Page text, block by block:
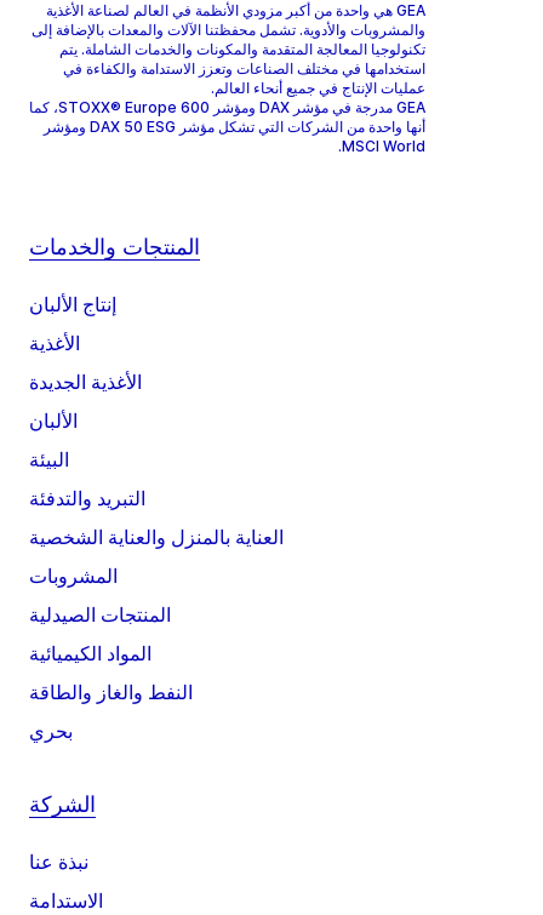
GEA هي واحدة من أكبر مزودي الأنظمة في العالم لصناعة الأغذية
والمشروبات والأدوية. تشمل محفظتنا الآلات والمعدات بالإضافة إلى
تكنولوجيا المعالجة المتقدمة والمكونات والخدمات الشاملة. يتم
استخدامها في مختلف الصناعات وتعزز الاستدامة والكفاءة في
عمليات الإنتاج في جميع أنحاء العالم.
GEA مدرجة في مؤشر DAX ومؤشر STOXX® Europe 600، كما
أنها واحدة من الشركات التي تشكل مؤشر DAX 50 ESG ومؤشر
MSCI World.
المنتجات والخدمات
إنتاج الألبان
الأغذية
الأغذية الجديدة
الألبان
البيئة
التبريد والتدفئة
العناية بالمنزل والعناية الشخصية
المشروبات
المنتجات الصيدلية
المواد الكيميائية
النفط والغاز والطاقة
بحري
الشركة
نبذة عنا
الاستدامة